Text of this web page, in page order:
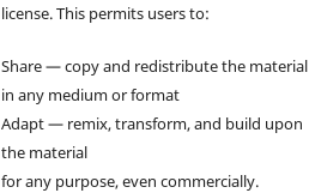
license. This permits users to:
Share — copy and redistribute the material
in any medium or format
Adapt — remix, transform, and build upon
the material
for any purpose, even commercially.